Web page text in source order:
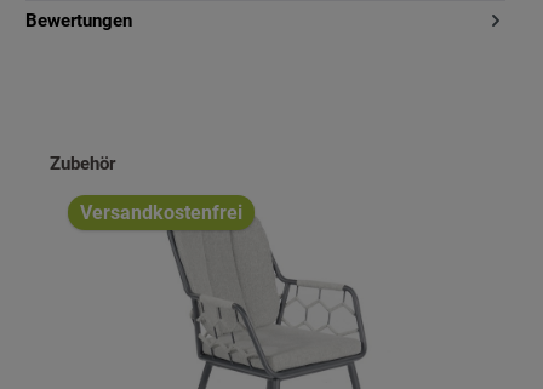
Bewertungen
Produktgalerie überspringen
Zubehör
Versandkostenfrei